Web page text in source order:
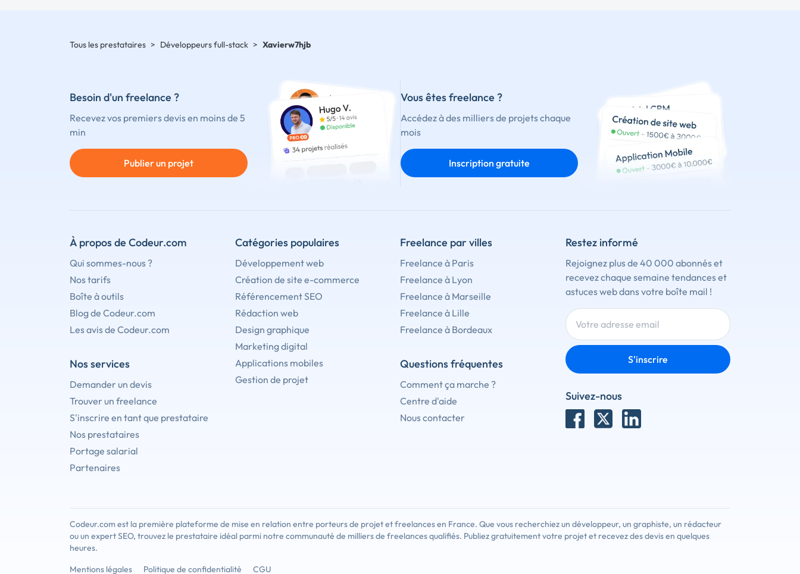
Tous les prestataires > Développeurs full-stack > Xavierw7hjb
Besoin d'un freelance ?
Recevez vos premiers devis en moins de 5
min
Publier un projet
Vous êtes freelance ?
Accédez à des milliers de projets chaque
mois
Inscription gratuite
À propos de Codeur.com
Qui sommes-nous ?
Nos tarifs
Boîte à outils
Blog de Codeur.com
Les avis de Codeur.com
Nos services
Demander un devis
Trouver un freelance
S'inscrire en tant que prestataire
Nos prestataires
Portage salarial
Partenaires
Catégories populaires
Développement web
Création de site e-commerce
Référencement SEO
Rédaction web
Design graphique
Marketing digital
Applications mobiles
Gestion de projet
Freelance par villes
Freelance à Paris
Freelance à Lyon
Freelance à Marseille
Freelance à Lille
Freelance à Bordeaux
Questions fréquentes
Comment ça marche ?
Centre d'aide
Nous contacter
Restez informé
Rejoignez plus de 40 000 abonnés et
recevez chaque semaine tendances et
astuces web dans votre boîte mail !
S'inscrire
Suivez-nous
Codeur.com est la première plateforme de mise en relation entre porteurs de projet et freelances en France. Que vous recherchiez un développeur, un graphiste, un rédacteur
ou un expert SEO, trouvez le prestataire idéal parmi notre communauté de milliers de freelances qualifiés. Publiez gratuitement votre projet et recevez des devis en quelques
heures.
Mentions légales
Politique de confidentialité CGU